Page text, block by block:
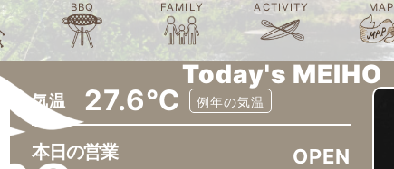
BBQ FAMILY ACTIVITY MAP
Today's MEIHO
気温 27.6℃ 例年の気温
本日の営業 OPEN